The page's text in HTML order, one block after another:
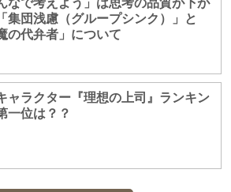
集団浅慮（グループシンク）」と
の代弁者」について
ャラクター『理想の上司』ランキン
一位は？？